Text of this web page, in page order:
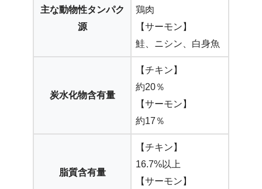
主な動物性タンパク
源
鶏肉
【サーモン】
鮭、ニシン、白身魚
炭水化物含有量
【チキン】
約20％
【サーモン】
約17％
脂質含有量
【チキン】
16.7%以上
【サーモン】